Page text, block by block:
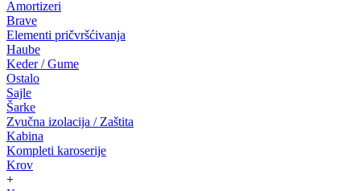
Amortizeri
Brave
Elementi pričvršćivanja
Haube
Keder / Gume
Ostalo
Sajle
Šarke
Zvučna izolacija / Zaštita
Kabina
Kompleti karoserije
Krov
+